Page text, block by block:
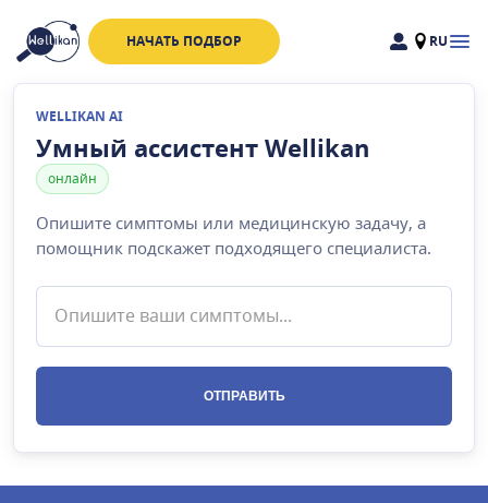
НАЧАТЬ ПОДБОР RU
Доктора
Акции
Новости
Связаться с нами
WELLIKAN AI
Умный ассистент Wellikan
онлайн
Опишите симптомы или медицинскую задачу, а
помощник подскажет подходящего специалиста.
ОТПРАВИТЬ